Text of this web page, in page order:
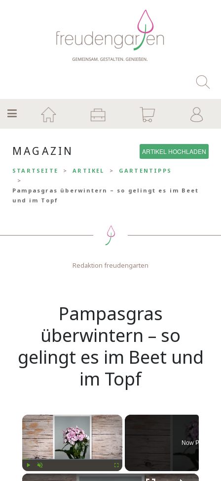
MAGAZIN ARTIKEL HOCHLADEN
STARTSEITE ARTIKEL GARTENTIPPS
Pampasgras überwintern – so gelingt es im Beet
und im Topf
Redaktion freudengarten
Pampasgras
überwintern – so
gelingt es im Beet und
im Topf
Fullscreen
Now Playing